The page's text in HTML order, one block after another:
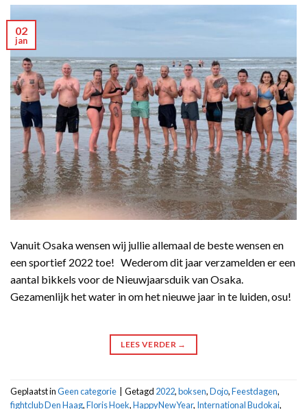
02
jan
Vanuit Osaka wensen wij jullie allemaal de beste wensen en
een sportief 2022 toe! Wederom dit jaar verzamelden er een
aantal bikkels voor de Nieuwjaarsduik van Osaka.
Gezamenlijk het water in om het nieuwe jaar in te luiden, osu!
LEES VERDER →
Geplaatst inGeen categorie Getagd 2022,boksen,Dojo,Feestdagen,
fightclub Den Haag,Floris Hoek,HappyNewYear, International Budokai,